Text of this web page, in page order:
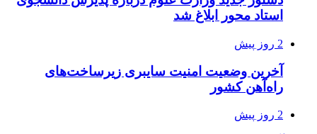
استاد محور ابلاغ شد
2 روز پیش
آخرین وضعیت امنیت سایبری زیرساخت‌های
راه‌آهن کشور
2 روز پیش